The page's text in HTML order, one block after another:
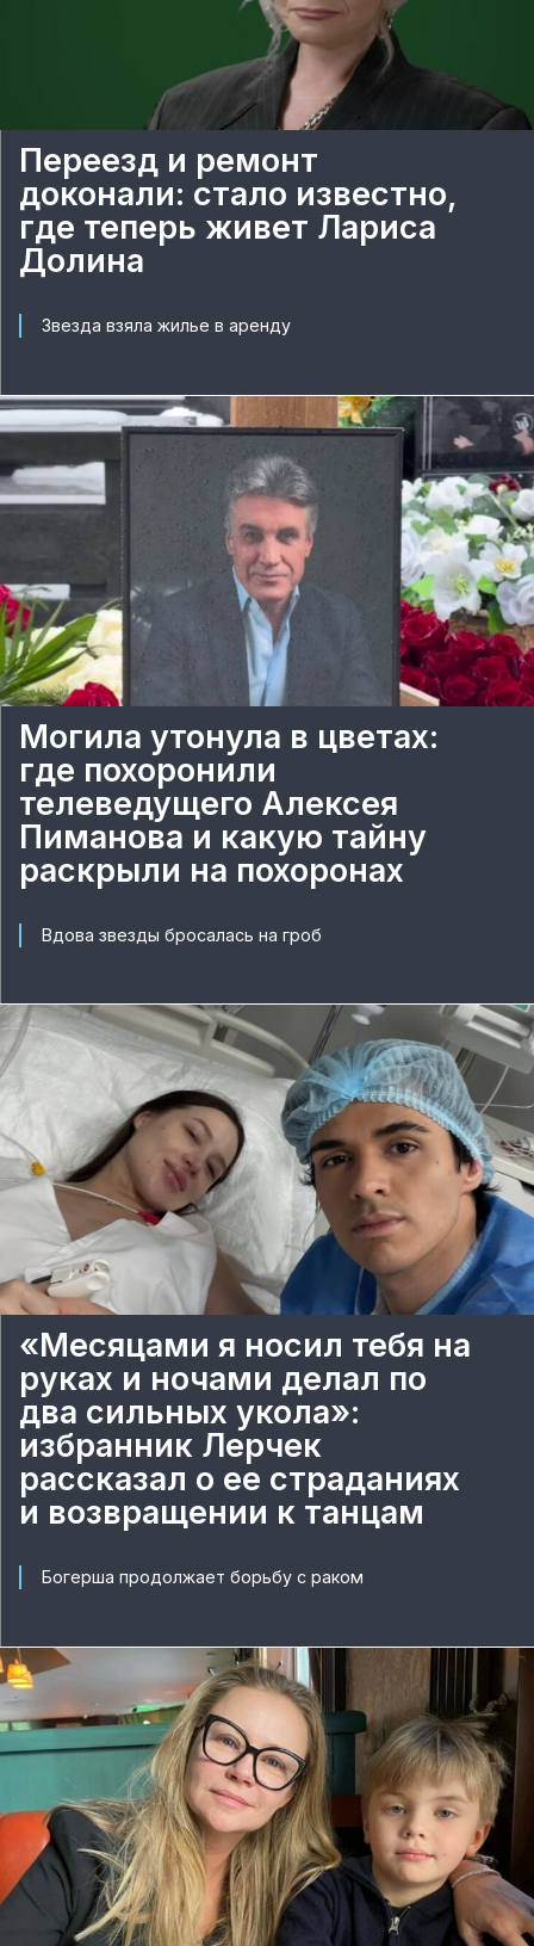
Переезд и ремонт
доконали: стало известно,
где теперь живет Лариса
Долина
Звезда взяла жилье в аренду
Могила утонула в цветах:
где похоронили
телеведущего Алексея
Пиманова и какую тайну
раскрыли на похоронах
Вдова звезды бросалась на гроб
«Месяцами я носил тебя на
руках и ночами делал по
два сильных укола»:
избранник Лерчек
рассказал о ее страданиях
и возвращении к танцам
Богерша продолжает борьбу с раком